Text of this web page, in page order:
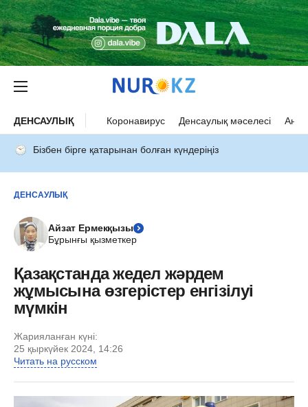
ДЕНСАУЛЫҚ Коронавирус Денсаулық мәселесі Ана
Бізбен бірге қатарынан болған күндеріңіз
ДЕНСАУЛЫҚ
Айзат Ермекқызы
Бұрынғы қызметкер
Қазақстанда жедел жәрдем
жұмысына өзгерістер енгізілуі
мүмкін
Жарияланған күні:
25 қыркүйек 2024, 14:26
Читать на русском